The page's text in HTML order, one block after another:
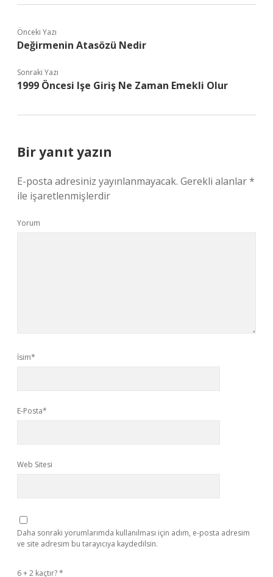
Önceki Yazı
Değirmenin Atasözü Nedir
Sonraki Yazı
1999 Öncesi Işe Giriş Ne Zaman Emekli Olur
Bir yanıt yazın
E-posta adresiniz yayınlanmayacak. Gerekli alanlar*
ile işaretlenmişlerdir
Yorum
İsim*
E-Posta*
Web Sitesi
Daha sonraki yorumlarımda kullanılması için adım, e-posta adresim
ve site adresim bu tarayıcıya kaydedilsin.
6 + 2 kaçtır?*